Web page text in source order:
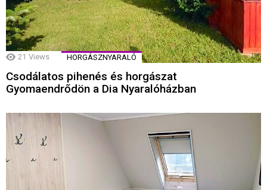
21 Views HORGÁSZNYARALÓ
Csodálatos pihenés és horgászat
Gyomaendrődön a Dia Nyaralóházban